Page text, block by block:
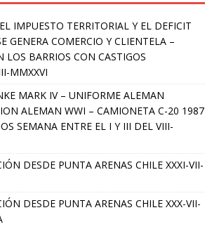
IMPUESTO TERRITORIAL Y EL DEFICIT
GENERA COMERCIO Y CLIENTELA –
LOS BARRIOS CON CASTIGOS
MMXXVI
MARK IV – UNIFORME ALEMAN
ALEMAN WWI – CAMIONETA C-20 1987
SEMANA ENTRE EL I Y III DEL VIII-
DESDE PUNTA ARENAS CHILE XXXI-VII-
DESDE PUNTA ARENAS CHILE XXX-VII-